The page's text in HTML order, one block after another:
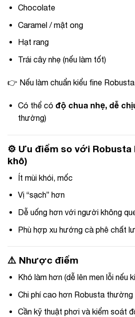
Chocolate
Caramel / mật ong
Hạt rang
Trái cây nhẹ (nếu làm tốt)
👉 Nếu làm chuẩn kiểu fine
Có thể có độ chua nhẹ, dễ
thường)
⚙️ Ưu điểm so với Robusta
khô)
Ít mùi khói, mốc
Vị “sạch” hơn
Dễ uống hơn với người không
Phù hợp xu hướng cà phê chất
⚠️ Nhược điểm
Khó làm hơn (dễ lên men lỗi nếu
Chi phí cao hơn Robusta thường
Cần kỹ thuật phơi và kiểm soát